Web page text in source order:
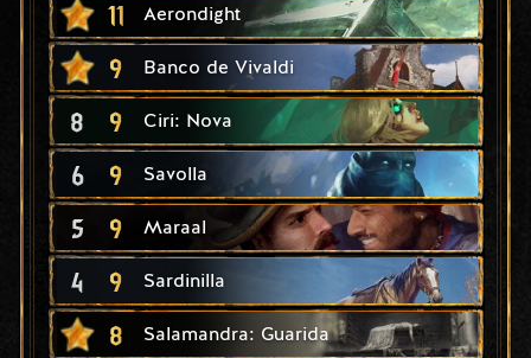
11 Aerondight
9 Banco de Vivaldi
8 9 Ciri: Nova
6 9 Savolla
5 9 Maraal
4 9 Sardinilla
8 Salamandra: Guarida